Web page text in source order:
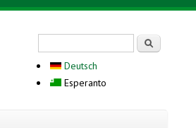
Deutsch
Esperanto